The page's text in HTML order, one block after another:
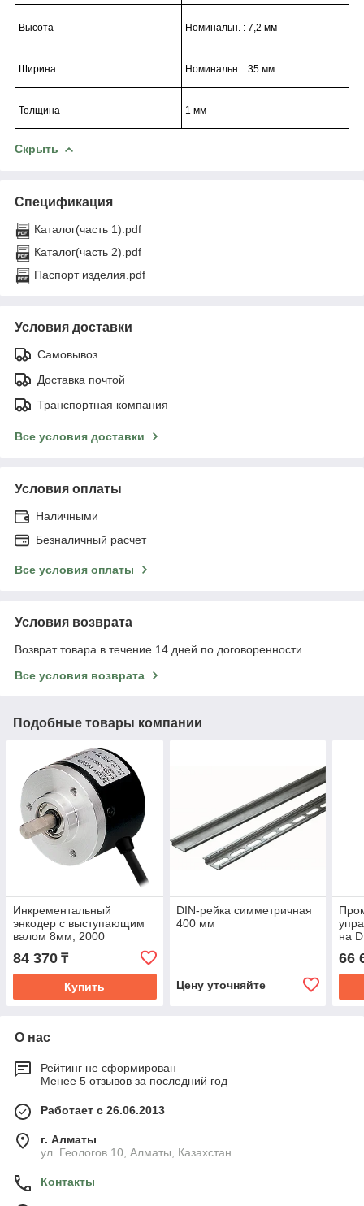
Высота Номинальн. : 7,2 мм
Ширина Номинальн. : 35 мм
Толщина 1 мм
Скрыть
Спецификация
Каталог(часть 1).pdf
Каталог(часть 2).pdf
Паспорт изделия.pdf
Условия доставки
Самовывоз
Доставка почтой
Транспортная компания
Все условия доставки
Условия оплаты
Наличными
Безналичный расчет
Все условия оплаты
Условия возврата
Возврат товара в течение 14 дней по договоренности
Все условия возврата
Подобные товары компании
Инкрементальный
энкодер с выступающим
валом 8мм, 2000
импульсов
84 370 ₸
Купить
DIN-рейка симметричная
400 мм
Цену уточняйте
на
66
О нас
Рейтинг не сформирован
Менее 5 отзывов за последний год
Работает с 26.06.2013
г. Алматы
ул. Геологов 10, Алматы, Казахстан
Контакты